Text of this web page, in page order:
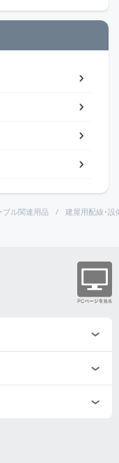
ブル関連用品 建屋用配線･設